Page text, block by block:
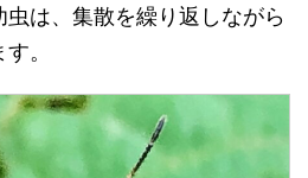
は、集散を繰り返しながら
。